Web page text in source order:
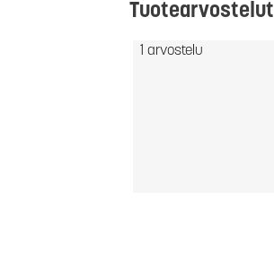
Tuotearvostelut
1 arvostelu